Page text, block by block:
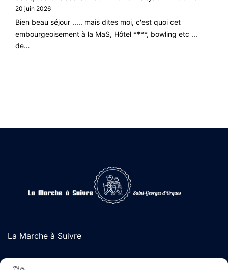
20 juin 2026
Bien beau séjour ..... mais dites moi, c'est quoi cet
embourgeoisement à la MaS, Hôtel ****, bowling etc ...
de…
La Marche à Suivre